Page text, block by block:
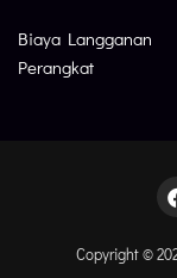
Biaya Langganan
Perangkat
Copyright ©